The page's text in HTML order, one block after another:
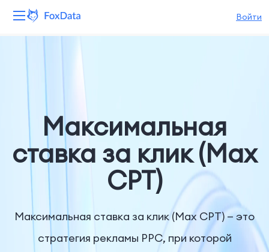
Войти
РешенияМаксимальная
ставка за клик (Max
CPT)
Максимальная ставка за клик (Max CPT) — это
стратегия рекламы PPC, при которой